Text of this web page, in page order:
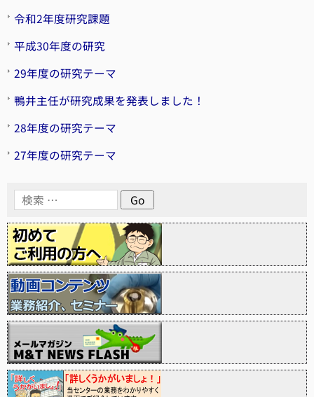
令和2年度研究課題
平成30年度の研究
29年度の研究テーマ
鴨井主任が研究成果を発表しました！
28年度の研究テーマ
27年度の研究テーマ